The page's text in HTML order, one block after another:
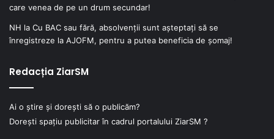
care venea de pe un drum secundar!
NH la Cu BAC sau fără, absolvenții sunt așteptați să se
înregistreze la AJOFM, pentru a putea beneficia de șomaj!
Redacția ZiarSM
Ai o știre și dorești să o publicăm?
Dorești spațiu publicitar în cadrul portalului ZiarSM ?